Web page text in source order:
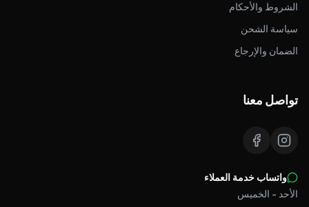
الشروط والأحكام
سياسة الشحن
الضمان والإرجاع
تواصل معنا
واتساب خدمة العملاء
الأحد - الخميس